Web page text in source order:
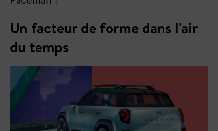
Un facteur de forme dans l'air
du temps